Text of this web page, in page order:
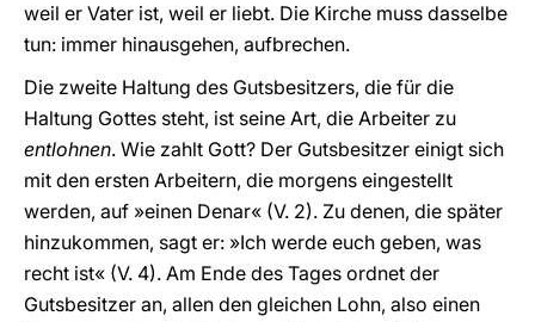
weil er Vater ist, weil er liebt. Die Kirche muss dasselbe
tun: immer hinausgehen, aufbrechen.
Die zweite Haltung des Gutsbesitzers, die für die
Haltung Gottes steht, ist seine Art, die Arbeiter zu
entlohnen. Wie zahlt Gott? Der Gutsbesitzer einigt sich
mit den ersten Arbeitern, die morgens eingestellt
werden, auf »einen Denar« (V. 2). Zu denen, die später
hinzukommen, sagt er: »Ich werde euch geben, was
recht ist« (V. 4). Am Ende des Tages ordnet der
Gutsbesitzer an, allen den gleichen Lohn, also einen